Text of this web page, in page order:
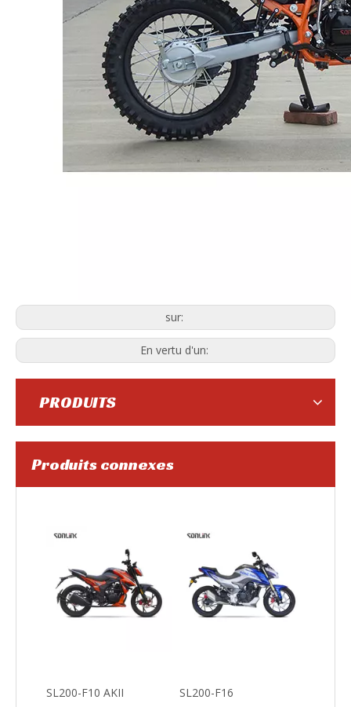
sur:
En vertu d'un:
PRODUITS
Produits connexes
SL250GY-5C
SL200-F10 AKII SL200-F16